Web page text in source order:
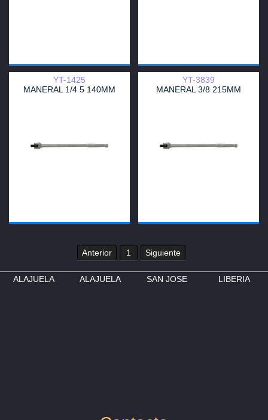
YT-1425
MANERAL 1/4 5 140MM
YT-3839
MANERAL 3/8 215MM
Anterior 1 Siguiente
ALAJUELA ALAJUELA SAN JOSE LIBERIA